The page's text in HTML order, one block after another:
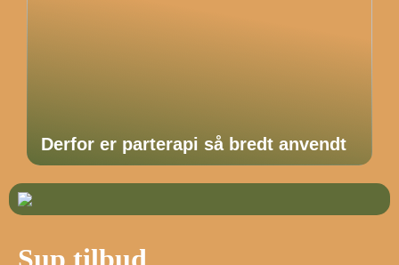
Derfor er parterapi så bredt anvendt